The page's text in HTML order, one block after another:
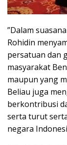
”Dalam
Rohidin
persatuan dan
masyarakat
maupun yang
Beliau juga
berkontribusi
serta turut
negara